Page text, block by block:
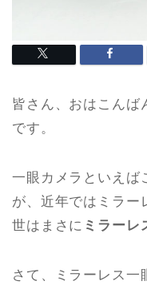
皆さん、おはこんば
です。
一眼カメラといえば
が、近年ではミラー
世はまさに ミラーレ
さて、ミラーレス一